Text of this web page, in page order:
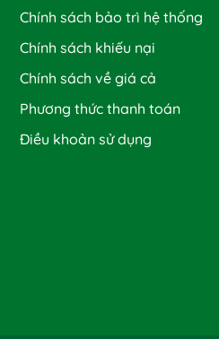
Chính sách bảo trì hệ thống
Chính sách khiếu nại
Chính sách về giá cả
Phương thức thanh toán
Điều khoản sử dụng